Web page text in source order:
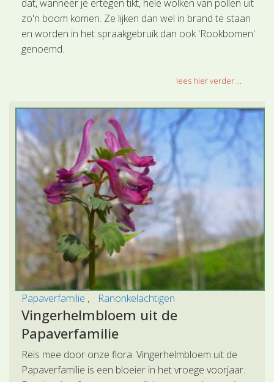
dat, wanneer je ertegen tikt, hele wolken van pollen uit
zo'n boom komen. Ze lijken dan wel in brand te staan
en worden in het spraakgebruik dan ook 'Rookbomen'
genoemd.
lees hier verder ...
Papaverfamilie Ranonkelachtigen
Vingerhelmbloem uit de
Papaverfamilie
Reis mee door onze flora. Vingerhelmbloem uit de
Papaverfamilie is een bloeier in het vroege voorjaar.